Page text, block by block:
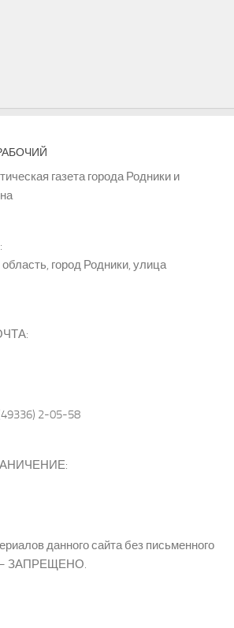
газета города Родники и
город Родники, улица
2-05-58
данного сайта без письменного
– ЗАПРЕЩЕНО.